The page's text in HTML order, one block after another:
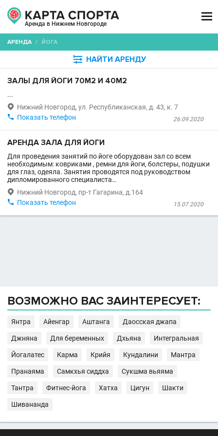
Аренда в Нижнем Новгороде

АРЕНДА / ЙОГА
 НАЙТИ АРЕНДУ
ЗАЛЫ ДЛЯ ЙОГИ 70М2 И 40М2
...
 Нижний Новгород, ул. Республиканская, д. 43, к. 7
26.09.2020
 Показать телефон
АРЕНДА ЗАЛА ДЛЯ ЙОГИ
Для проведения занятий по йоге оборудован зал со всем
необходимым: ковриками , ремни для йоги, болстеры, подушки
для глаз, одеяла. Занятия проводятся под руководством
дипломированного специалиста…
 Нижний Новгород, пр-т Гагарина, д.164
15.07.2020
 Показать телефон
ВОЗМОЖНО ВАС ЗАИНТЕРЕСУЕТ:
Янтра Айенгар Аштанга Даосская джапа
Джняна Для беременных Дхьяна Интегральная
Йогалатес Карма Крийя Кундалини Мантра
Пранаяма Самкхья сиддха Сукшма вьяяма
Тантра Фитнес-йога Хатха Цигун Шакти
Шивананда